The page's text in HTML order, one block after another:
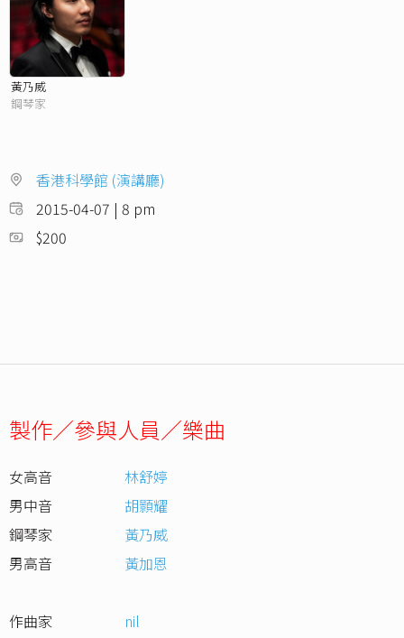
黃乃威
鋼琴家
香港科學館 (演講廳)
2015-04-07 | 8 pm
$200
製作／參與人員／樂曲
女高音
林舒婷
男中音
胡顥耀
鋼琴家
黃乃威
男高音
黃加恩
作曲家
nil